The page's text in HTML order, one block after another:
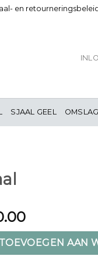
en retourneringsbeleid
SJAAL GEEL
AAN